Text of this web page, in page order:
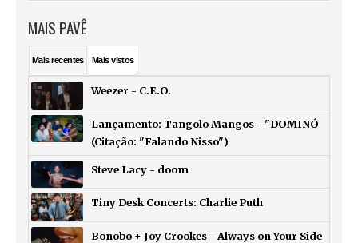
MAIS PAVÊ
Maisrecentes Maisvistos
Weezer - C.E.O.
Lançamento: Tangolo Mangos - "DOMINÓ
(Citação: "Falando Nisso")
Steve Lacy - doom
Tiny Desk Concerts: Charlie Puth
Bonobo + Joy Crookes - Always on Your Side